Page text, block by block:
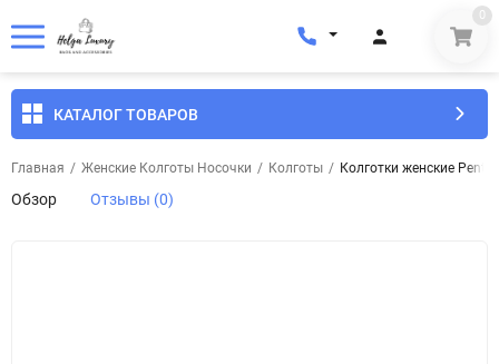
0
КАТАЛОГ ТОВАРОВ
Главная / Женские Колготы Носочки / Колготы / Колготки женские Penti
Обзор Отзывы (0)